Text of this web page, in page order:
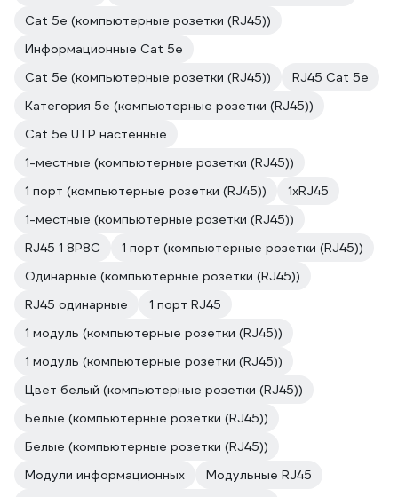
Cat 5e (компьютерные розетки (RJ45))
Информационные Cat 5e
Cat 5e (компьютерные розетки (RJ45))
RJ45 Cat 5e
Категория 5е (компьютерные розетки (RJ45))
Cat 5e UTP настенные
1-местные (компьютерные розетки (RJ45))
1 порт (компьютерные розетки (RJ45))
1xRJ45
1-местные (компьютерные розетки (RJ45))
RJ45 1 8P8C
1 порт (компьютерные розетки (RJ45))
Одинарные (компьютерные розетки (RJ45))
RJ45 одинарные
1 порт RJ45
1 модуль (компьютерные розетки (RJ45))
1 модуль (компьютерные розетки (RJ45))
Цвет белый (компьютерные розетки (RJ45))
Белые (компьютерные розетки (RJ45))
Белые (компьютерные розетки (RJ45))
Модули информационных
Модульные RJ45